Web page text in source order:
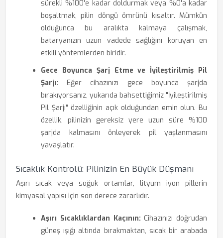
sürekli %100'e kadar doldurmak veya %0'a kadar
boşaltmak, pilin döngü ömrünü kısaltır. Mümkün
olduğunca bu aralıkta kalmaya çalışmak,
bataryanızın uzun vadede sağlığını koruyan en
etkili yöntemlerden biridir.
Gece Boyunca Şarj Etme ve İyileştirilmiş Pil
Şarjı: Eğer cihazınızı gece boyunca şarjda
bırakıyorsanız, yukarıda bahsettiğimiz "İyileştirilmiş
Pil Şarjı" özelliğinin açık olduğundan emin olun. Bu
özellik, pilinizin gereksiz yere uzun süre %100
şarjda kalmasını önleyerek pil yaşlanmasını
yavaşlatır.
Sıcaklık Kontrolü: Pilinizin En Büyük Düşmanı
Aşırı sıcak veya soğuk ortamlar, lityum iyon pillerin
kimyasal yapısı için son derece zararlıdır.
Aşırı Sıcaklıklardan Kaçının: Cihazınızı doğrudan
güneş ışığı altında bırakmaktan, sıcak bir arabada